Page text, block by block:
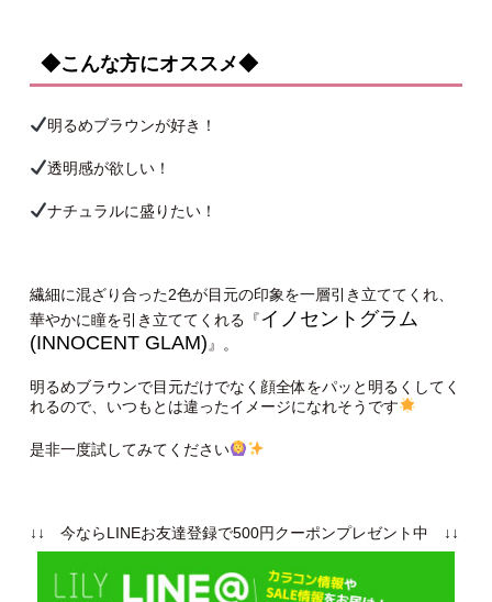
◆こんな方にオススメ◆
明るめブラウンが好き！
透明感が欲しい！
ナチュラルに盛りたい！
繊細に混ざり合った2色が目元の印象を一層引き立ててくれ、
華やかに瞳を引き立ててくれる『イノセントグラム
(INNOCENT GLAM) 』。
明るめブラウンで目元だけでなく顔全体をパッと明るくしてく
れるので、いつもとは違ったイメージになれそうです
是非一度試してみてください
↓↓ 今ならLINEお友達登録で500円クーポンプレゼント中 ↓↓